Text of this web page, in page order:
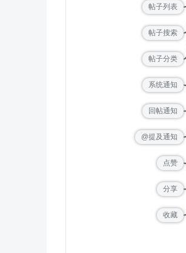
帖子列表
帖子搜索
帖子分类
系统通知
回帖通知
@提及通知
点赞
分享
收藏